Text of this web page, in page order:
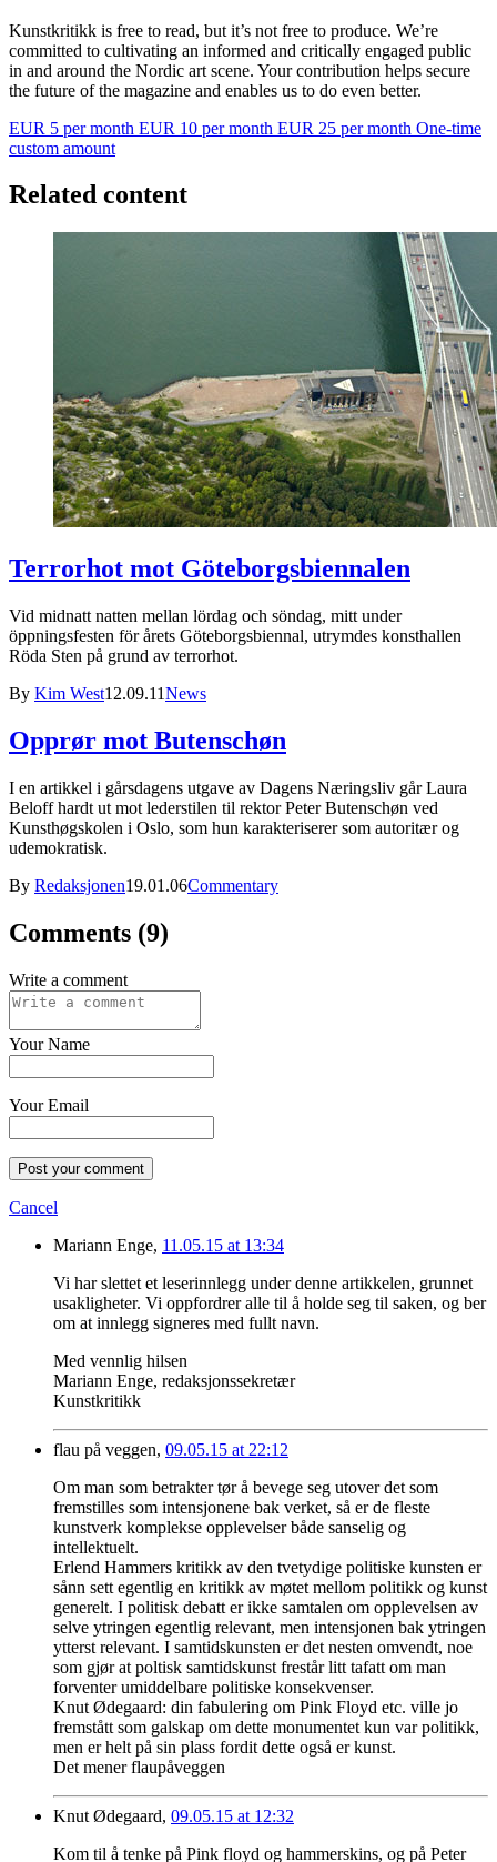
Kunstkritikk is free to read, but it’s not free to produce. We’re
committed to cultivating an informed and critically engaged public
in and around the Nordic art scene. Your contribution helps secure
the future of the magazine and enables us to do even better.
EUR 5 per month EUR 10 per month EUR 25 per month One-time
custom amount
Related content
Terrorhot mot Göteborgsbiennalen
Vid midnatt natten mellan lördag och söndag, mitt under
öppningsfesten för årets Göteborgsbiennal, utrymdes konsthallen
Röda Sten på grund av terrorhot.
By Kim West12.09.11News
Opprør mot Butenschøn
I en artikkel i gårsdagens utgave av Dagens Næringsliv går Laura
Beloff hardt ut mot lederstilen til rektor Peter Butenschøn ved
Kunsthøgskolen i Oslo, som hun karakteriserer som autoritær og
udemokratisk.
By Redaksjonen19.01.06Commentary
Comments (9)
Write a comment
Your Name
Your Email
Post your comment
Cancel
Mariann Enge, 11.05.15 at 13:34
Vi har slettet et leserinnlegg under denne artikkelen, grunnet
usakligheter. Vi oppfordrer alle til å holde seg til saken, og ber
om at innlegg signeres med fullt navn.
Med vennlig hilsen
Mariann Enge, redaksjonssekretær
Kunstkritikk
flau på veggen, 09.05.15 at 22:12
Om man som betrakter tør å bevege seg utover det som
fremstilles som intensjonene bak verket, så er de fleste
kunstverk komplekse opplevelser både sanselig og
intellektuelt.
Erlend Hammers kritikk av den tvetydige politiske kunsten er
sånn sett egentlig en kritikk av møtet mellom politikk og kunst
generelt. I politisk debatt er ikke samtalen om opplevelsen av
selve ytringen egentlig relevant, men intensjonen bak ytringen
ytterst relevant. I samtidskunsten er det nesten omvendt, noe
som gjør at poltisk samtidskunst frestår litt tafatt om man
forventer umiddelbare politiske konsekvenser.
Knut Ødegaard: din fabulering om Pink Floyd etc. ville jo
fremstått som galskap om dette monumentet kun var politikk,
men er helt på sin plass fordit dette også er kunst.
Det mener flaupåveggen
Knut Ødegaard, 09.05.15 at 12:32
Kom til å tenke på Pink floyd og hammerskins, og på Peter